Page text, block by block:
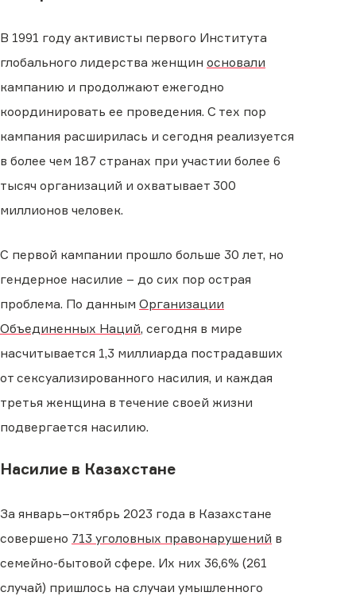
В 1991 году активисты первого Института
глобального лидерства женщин основали
кампанию и продолжают ежегодно
координировать ее проведения. С тех пор
кампания расширилась и сегодня реализуется
в более чем 187 странах при участии более 6
тысяч организаций и охватывает 300
миллионов человек.
С первой кампании прошло больше 30 лет, но
гендерное насилие – до сих пор острая
проблема. По данным Организации
Объединенных Наций, сегодня в мире
насчитывается 1,3 миллиарда пострадавших
от сексуализированного насилия, и каждая
третья женщина в течение своей жизни
подвергается насилию.
Насилие в Казахстане
За январь–октябрь 2023 года в Казахстане
совершено 713 уголовных правонарушений в
семейно-бытовой сфере. Их них 36,6% (261
случай) пришлось на случаи умышленного